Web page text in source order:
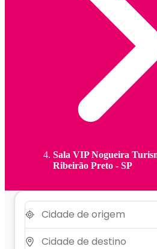
Sala VIP Nogueira
Ribeirão Preto - SP